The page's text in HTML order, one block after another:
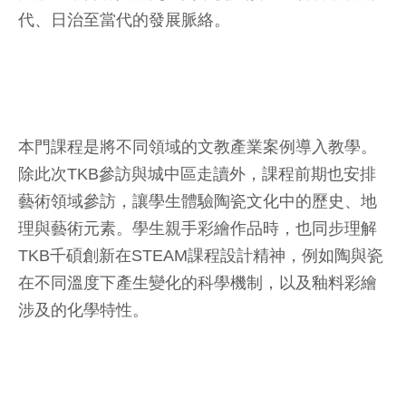
代、日治至當代的發展脈絡。
本門課程是將不同領域的文教產業案例導入教學。
除此次TKB參訪與城中區走讀外，課程前期也安排
藝術領域參訪，讓學生體驗陶瓷文化中的歷史、地
理與藝術元素。學生親手彩繪作品時，也同步理解
TKB千碩創新在STEAM課程設計精神，例如陶與瓷
在不同溫度下產生變化的科學機制，以及釉料彩繪
涉及的化學特性。